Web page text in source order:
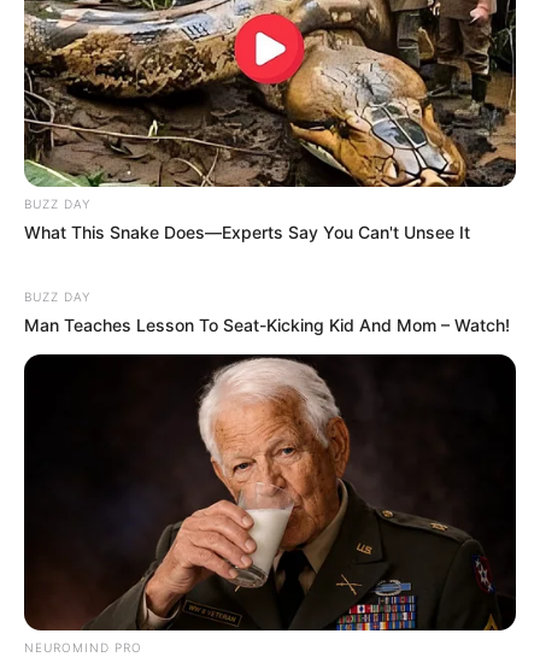
BUZZ DAY
What This Snake Does—Experts Say You Can't Unsee It
BUZZ DAY
Man Teaches Lesson To Seat-Kicking Kid And Mom – Watch!
NEUROMIND PRO